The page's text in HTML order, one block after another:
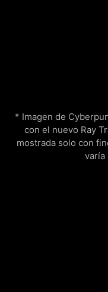
* Imagen de
con el nuevo Ray
mostrada solo con
varía